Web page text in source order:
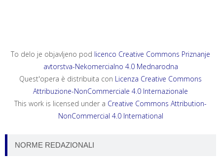
To delo je objavljeno pod licenco Creative Commons Priznanje
avtorstva-Nekomercialno 4.0 Mednarodna
Quest'opera è distribuita con Licenza Creative Commons
Attribuzione-NonCommerciale 4.0 Internazionale
This work is licensed under a Creative Commons Attribution-
NonCommercial 4.0 International
NORME REDAZIONALI